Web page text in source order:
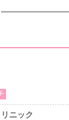
ニック